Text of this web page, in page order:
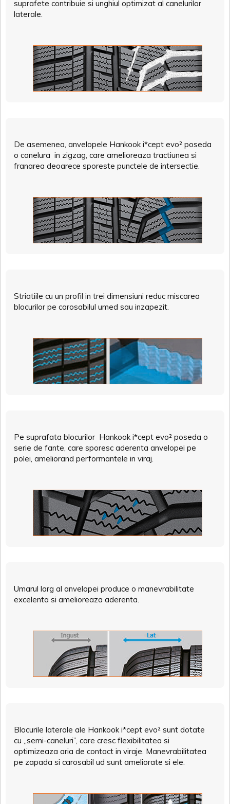
suprafete contribuie si unghiul optimizat al canelurilor
laterale.
De asemenea, anvelopele Hankook i*cept evo² poseda
o canelura in zigzag, care amelioreaza tractiunea si
franarea deoarece sporeste punctele de intersectie.
Striatiile cu un profil in trei dimensiuni reduc miscarea
blocurilor pe carosabilul umed sau inzapezit.
Pe suprafata blocurilor Hankook i*cept evo² poseda o
serie de fante, care sporesc aderenta anvelopei pe
polei, ameliorand performantele in viraj.
Umarul larg al anvelopei produce o manevrabilitate
excelenta si amelioreaza aderenta.
Blocurile laterale ale Hankook i*cept evo² sunt dotate
cu „semi-caneluri”, care cresc flexibilitatea si
optimizeaza aria de contact in viraje. Manevrabilitatea
pe zapada si carosabil ud sunt ameliorate si ele.